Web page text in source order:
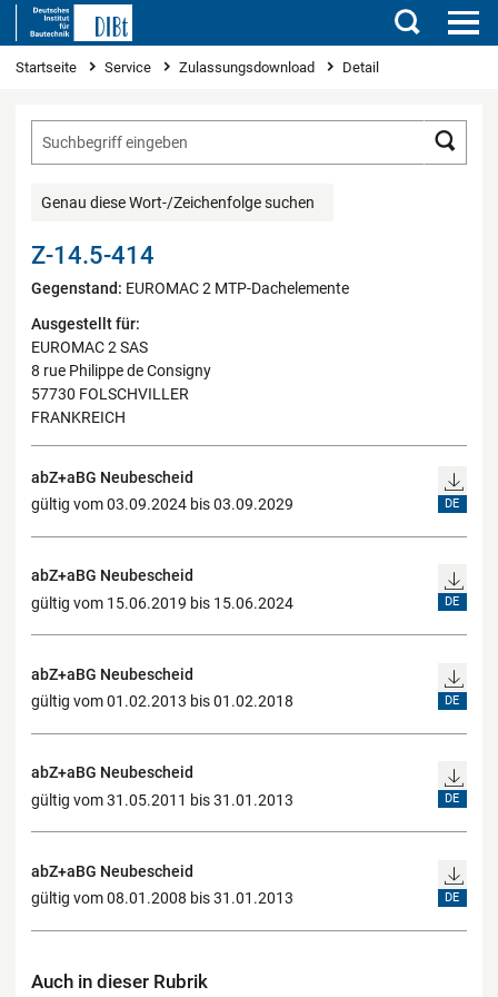
Suchen
Sie sind hier
Startseite Service Zulassungsdownload Detail
Genau diese Wort-/Zeichenfolge suchen
Z-14.5-414
Gegenstand: EUROMAC 2 MTP-Dachelemente
Ausgestellt für:
EUROMAC 2 SAS
8 rue Philippe de Consigny
57730 FOLSCHVILLER
FRANKREICH
abZ+aBG Neubescheid
gültig vom 03.09.2024 bis 03.09.2029
DE
abZ+aBG Neubescheid
gültig vom 15.06.2019 bis 15.06.2024
DE
abZ+aBG Neubescheid
gültig vom 01.02.2013 bis 01.02.2018
DE
abZ+aBG Neubescheid
gültig vom 31.05.2011 bis 31.01.2013
DE
abZ+aBG Neubescheid
gültig vom 08.01.2008 bis 31.01.2013
DE
Auch in dieser Rubrik